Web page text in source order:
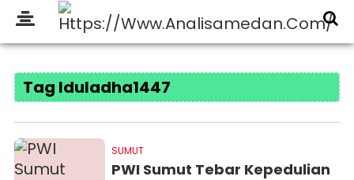
Tag Iduladha1447
SUMUT
PWI Sumut Tebar Kepedulian